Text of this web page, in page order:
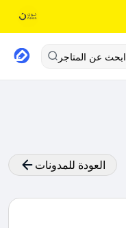
ابحث عن المتاجر
العودة للمدونات